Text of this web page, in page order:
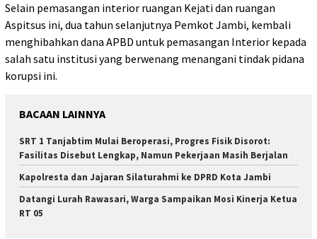
Selain pemasangan interior ruangan Kejati dan ruangan
Aspitsus ini, dua tahun selanjutnya Pemkot Jambi, kembali
menghibahkan dana APBD untuk pemasangan Interior kepada
salah satu institusi yang berwenang menangani tindak pidana
korupsi ini.
BACAAN LAINNYA
SRT 1 Tanjabtim Mulai Beroperasi, Progres Fisik Disorot:
Fasilitas Disebut Lengkap, Namun Pekerjaan Masih Berjalan
Kapolresta dan Jajaran Silaturahmi ke DPRD Kota Jambi
Datangi Lurah Rawasari, Warga Sampaikan Mosi Kinerja Ketua
RT 05